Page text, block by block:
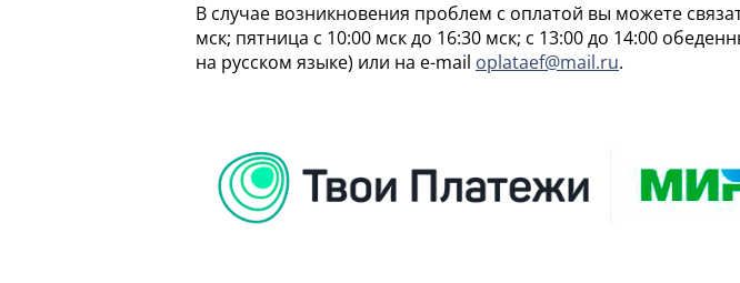
В случае возникновения проблем с оплатой вы можете
мск; пятница с 10:00 мск до 16:30 мск; с 13:00 до 14:00
на русском языке) или на e-mail oplataef@mail.ru.